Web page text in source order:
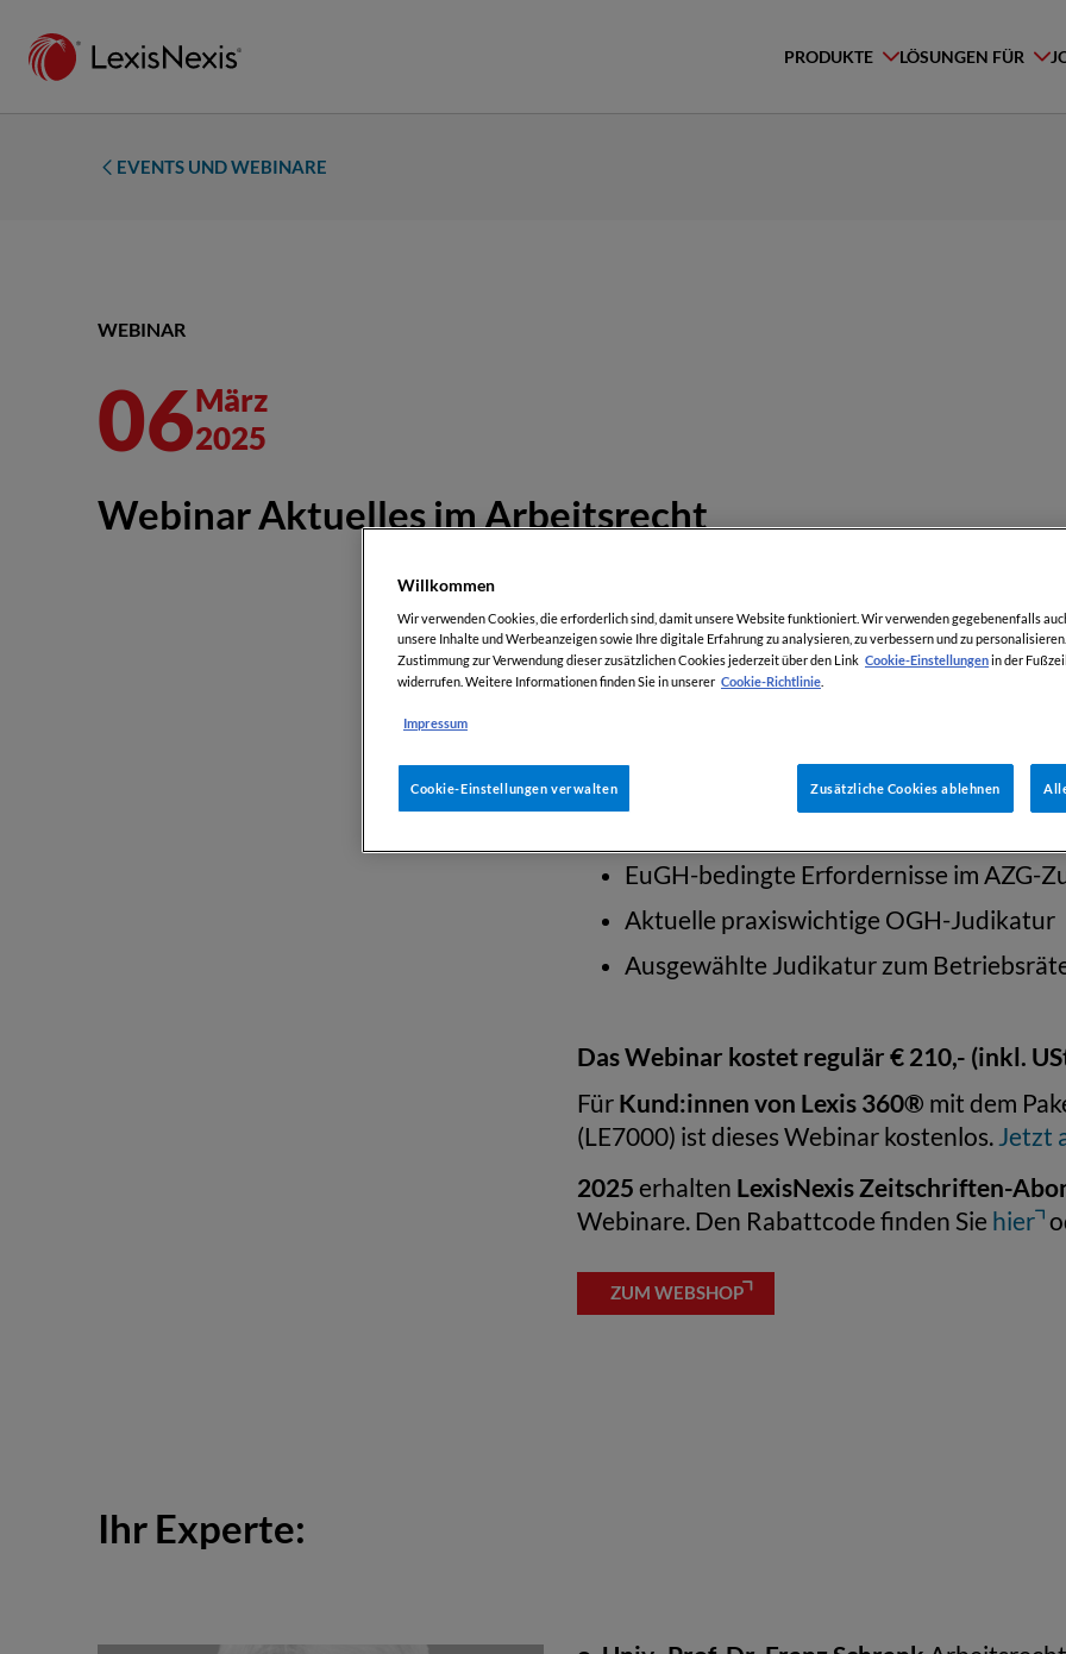
PRODUKTE LÖSUNGEN FÜR
EVENTS UND WEBINARE
WEBINAR
06März
2025
Webinar Aktuelles im Arbeitsrecht
Arbeitsrecht Webinar am 6.3.2025:
Franz Schrank
EuGH-bedingte Erfordernisse im AZG-
Aktuelle praxiswichtige OGH-Judikatur
Ausgewählte Judikatur zum
Das Webinar kostet regulär € 210,- (inkl.
Für Kund:innen von Lexis 360® mit dem
(LE7000) ist dieses Webinar kostenlos. Jetzt
2025 erhalten LexisNexis Zeitschriften-
Webinare. Den Rabattcode finden Sie hier
ZUM WEBSHOP
Ihr Experte:
Willkommen
Wir verwenden Cookies, die erforderlich sind, damit unsere Website funktioniert. Wir verwenden gegebenenfalls
unsere Inhalte und Werbeanzeigen sowie Ihre digitale Erfahrung zu analysieren, zu verbessern und zu
Zustimmung zur Verwendung dieser zusätzlichen Cookies jederzeit über den Link Cookie-Einstellungenin der
widerrufen. Weitere Informationen finden Sie in unserer Cookie-Richtlinie
Impressum
Zusätzliche Cookies ablehnen
Cookie-Einstellungen verwalten